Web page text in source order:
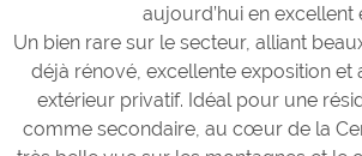
aujourd’hui en excellent
Un bien rare sur le secteur, alliant
déjà rénové, excellente exposition et
extérieur privatif. Idéal pour une
comme secondaire, au cœur de la